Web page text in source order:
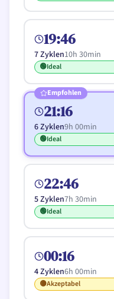
19:46
7Zyklen10h 30min
🟢Ideal
Empfohlen
21:16
6Zyklen9h 00min
🟢Ideal
22:46
5Zyklen7h 30min
🟢Ideal
00:16
4Zyklen6h 00min
🟡Akzeptabel